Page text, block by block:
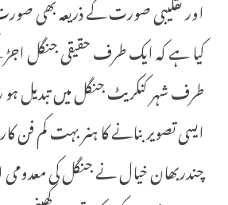
اور تقلیبی صورت کے ذریعہ بھی
کیا ہے کہ ایک طرف حقیقی جنگل اجڑ
طرف شہر کنکریٹ جنگل میں تبدیل
ایسی تصویر بنانے کا ہنر بہت کم فن
چندربھان خیال نے جنگل کی معدومی